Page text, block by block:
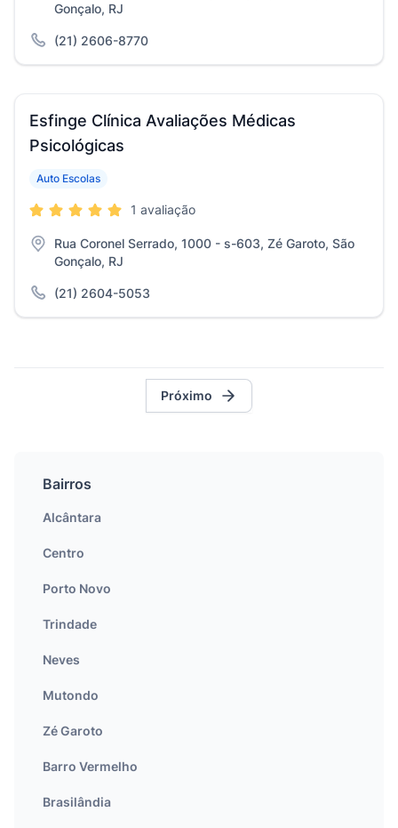
Gonçalo, RJ
(21) 2606-8770
Esfinge Clínica Avaliações Médicas
Psicológicas
Auto Escolas
1 avaliação
Rua Coronel Serrado, 1000 - s-603, Zé Garoto, São
Gonçalo, RJ
(21) 2604-5053
Próximo
Bairros
Alcântara
Centro
Porto Novo
Trindade
Neves
Mutondo
Zé Garoto
Barro Vermelho
Brasilândia